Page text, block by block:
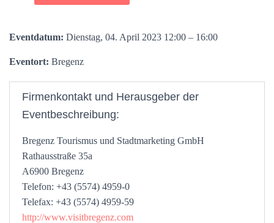
Eventdatum: Dienstag, 04. April 2023 12:00 – 16:00
Eventort: Bregenz
Firmenkontakt und Herausgeber der
Eventbeschreibung:
Bregenz Tourismus und Stadtmarketing GmbH
Rathausstraße 35a
A6900 Bregenz
Telefon: +43 (5574) 4959-0
Telefax: +43 (5574) 4959-59
http://www.visitbregenz.com